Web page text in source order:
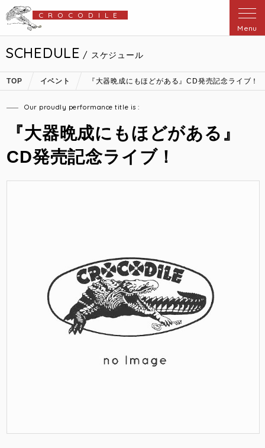
CROCODILE
Menu
SCHEDULE / スケジュール
TOP イベント 『大器晩成にもほどがある』CD発売記念ライブ！
Our proudly performance title is :
『大器晩成にもほどがある』
CD発売記念ライブ！